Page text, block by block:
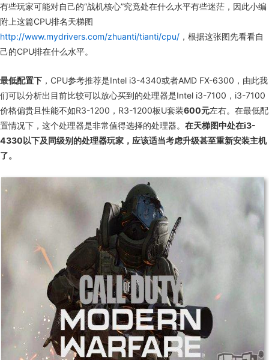
有些玩家可能对自己的“战机核心”究竟处在什么水平有些迷茫，因此小编
附上这篇CPU排名天梯图
http://www.mydrivers.com/zhuanti/tianti/cpu/ ，根据这张图先看看自
己的CPU排在什么水平。
最低配置下 ， CPU参考推荐是Intel i3-4340或者AMD FX-6300 ，由此我
们可以分析出目前比较可以放心买到的处理器是Intel i3-7100 ， i3-7100
价格偏贵且性能不如R3-1200 ， R3-1200板U套装600元左右。在最低配
置情况下，这个处理器是非常值得选择的处理器。 在天梯图中处在i3-
4330以下及同级别的处理器玩家，应该适当考虑升级甚至重新安装主机
了。